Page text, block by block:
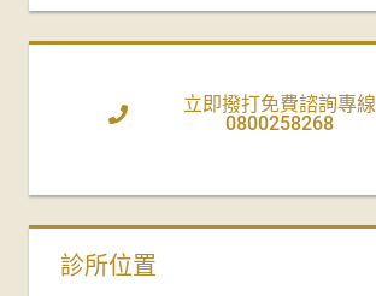
立即撥打免費諮詢專線
0800258268
診所位置